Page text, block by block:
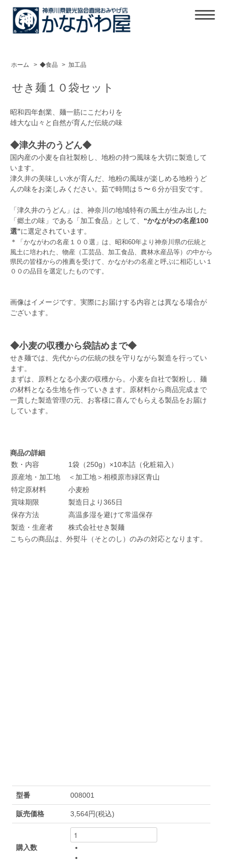
ホーム > ◆食品 > 加工品
せき麺１０袋セット
昭和四年創業、麺一筋にこだわりを
雄大な山々と自然が育んだ伝統の味
◆津久井のうどん◆
国内産の小麦を自社製粉し、地粉の持つ風味を大切に製造して
います。
津久井の美味しい水が育んだ、地粉の風味が楽しめる地粉うど
んの味をお楽しみください。茹で時間は５〜６分が目安です。
「津久井のうどん」は、神奈川の地域特有の風土が生み出した
「郷土の味」である「加工食品」として、 “かながわの名産100
選”に選定されています。
＊
「かながわの名産１００選」は、昭和60年より神奈川県の伝統と
風土に培われた、物産（工芸品、加工食品、農林水産品等）の中から
県民の皆様からの推薦を受けて、かながわの名産と呼ぶに相応しい１
００の品目を選定したものです。
画像はイメージです。実際にお届けする内容とは異なる場合が
ございます。
◆小麦の収穫から袋詰めまで◆
せき麺では、先代からの伝統の技を守りながら製造を行ってい
ます。
まずは、原料となる小麦の収穫から。小麦を自社で製粉し、麺
の材料となる生地を作っていきます。原材料から商品完成まで
一貫した製造管理の元、お客様に喜んでもらえる製品をお届け
しています。
商品の詳細
数・内容
1袋（250g）×10本詰（化粧箱入）
原産地・加工地
＜加工地＞相模原市緑区青山
特定原材料
小麦粉
賞味期限
製造日より365日
保存方法
高温多湿を避けて常温保存
製造・生産者
株式会社せき製麺
こちらの商品は、外熨斗（そとのし）のみの対応となります。
型番 008001
販売価格 3,564円(税込)
購入数